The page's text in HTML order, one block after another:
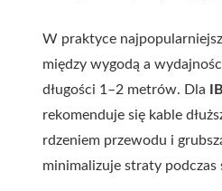
W praktyce
między wygodą a
długości 1–2 metrów. Dla
rekomenduje się kable
rdzeniem przewodu i
minimalizuje straty podczas